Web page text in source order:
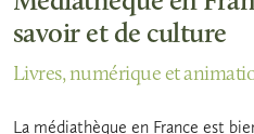
savoir et de culture
Livres, numérique et
La médiathèque en France est